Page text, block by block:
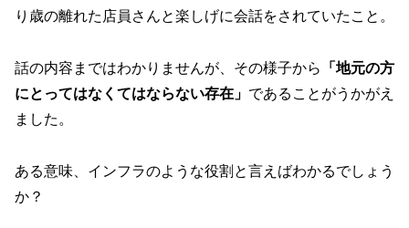
り歳の離れた店員さんと楽しげに会話をされていたこと。
話の内容まではわかりませんが、その様子から
「地元の方
にとってはなくてはならない存在」 であることがうかがえ
ました。
ある意味、インフラのような役割と言えばわかるでしょう
か？